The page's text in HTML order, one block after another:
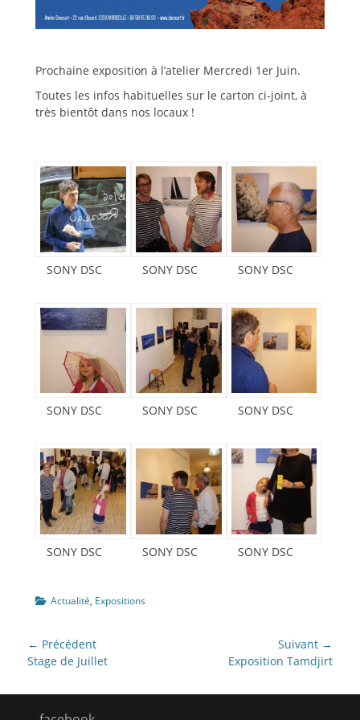
Prochaine exposition à l’atelier Mercredi 1er Juin.
Toutes les infos habituelles sur le carton ci-joint, à
très bientôt dans nos locaux !
SONY DSC SONY DSC SONY DSC
SONY DSC SONY DSC SONY DSC
SONY DSC SONY DSC SONY DSC
Catégories
Actualité, Expositions
Navigation
de
← Précédent
Article
Stage de Juillet
Suivant →
Exposition Tamdjirt